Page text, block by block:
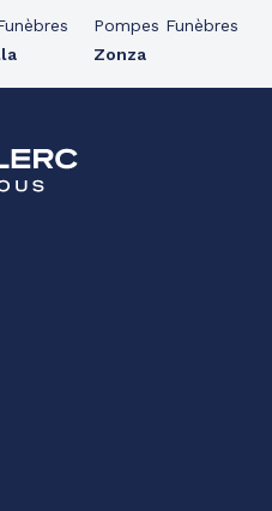
Pompes Funèbres
Zonza